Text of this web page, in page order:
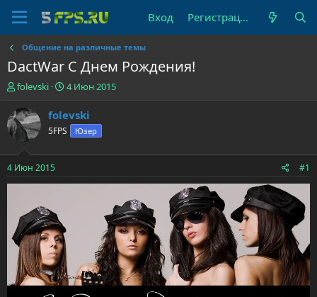
Вход Регистрация
Общение на различные темы
DactWar С Днем Рождения!
А
т
о
е
м
ы
folevski
Д
т
а
н
л
4 Июн 2015
folevski
5FPS Юзер
4 Июн 2015 #1